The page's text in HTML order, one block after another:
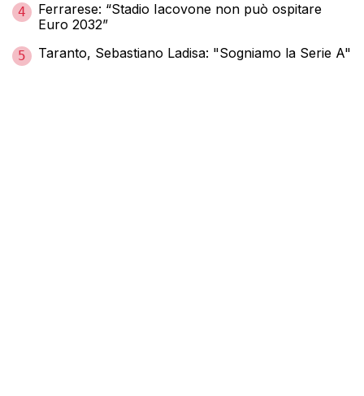
4
Ferrarese: “Stadio Iacovone non può ospitare
Euro 2032”
5 Taranto, Sebastiano Ladisa: "Sogniamo la Serie A"